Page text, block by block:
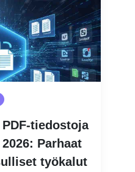
tiedostoja
Parhaat
työkalut